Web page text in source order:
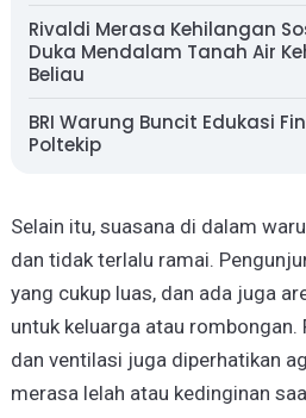
Rivaldi Merasa Kehilangan
Duka Mendalam Tanah Air
Beliau
BRI Warung Buncit Edukasi
Poltekip
Selain itu, suasana di dalam
dan tidak terlalu ramai.
yang cukup luas, dan ada juga
untuk keluarga atau rombongan.
dan ventilasi juga diperhatikan
merasa lelah atau kedinginan